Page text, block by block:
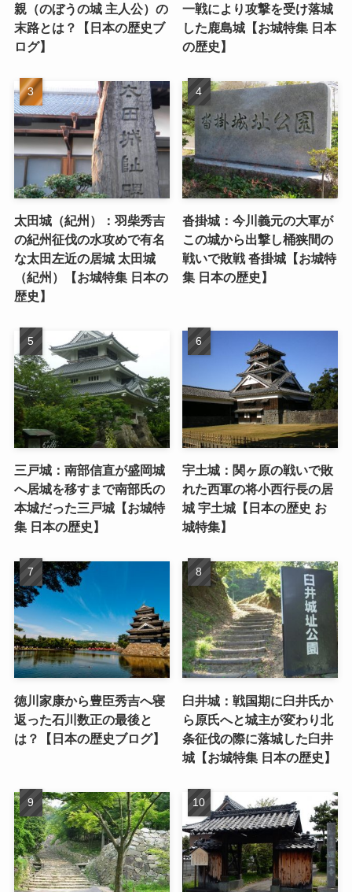
親（のぼうの城 主人公）の
末路とは？【日本の歴史ブ
ログ】
一戦により攻撃を受け落城
した鹿島城【お城特集 日本
の歴史】
太田城（紀州）：羽柴秀吉
の紀州征伐の水攻めで有名
な太田左近の居城 太田城
（紀州）【お城特集 日本の
歴史】
沓掛城：今川義元の大軍が
この城から出撃し桶狭間の
戦いで敗戦 沓掛城【お城特
集 日本の歴史】
三戸城：南部信直が盛岡城
へ居城を移すまで南部氏の
本城だった三戸城【お城特
集 日本の歴史】
宇土城：関ヶ原の戦いで敗
れた西軍の将小西行長の居
城 宇土城【日本の歴史 お
城特集】
徳川家康から豊臣秀吉へ寝
返った石川数正の最後と
は？【日本の歴史ブログ】
臼井城：戦国期に臼井氏か
ら原氏へと城主が変わり北
条征伐の際に落城した臼井
城【お城特集 日本の歴史】